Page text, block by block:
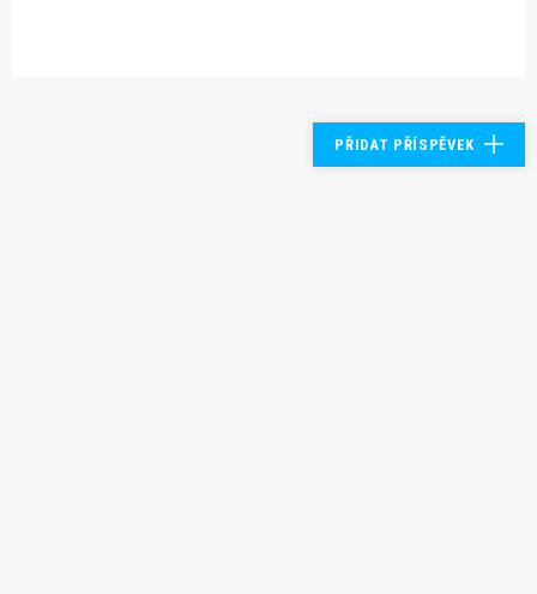
PŘIDAT PŘÍSPĚVEK